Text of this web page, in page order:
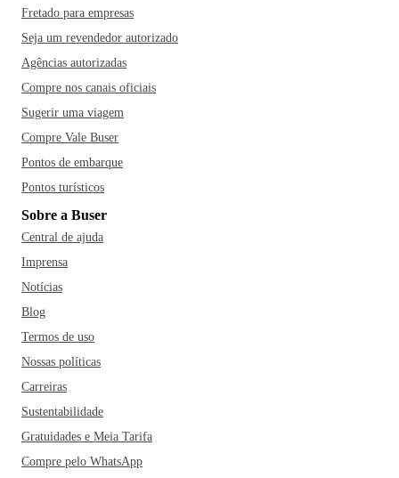
Fretado para empresas
Seja um revendedor autorizado
Agências autorizadas
Compre nos canais oficiais
Sugerir uma viagem
Compre Vale Buser
Pontos de embarque
Pontos turísticos
Sobre a Buser
Central de ajuda
Imprensa
Notícias
Blog
Termos de uso
Nossas políticas
Carreiras
Sustentabilidade
Gratuidades e Meia Tarifa
Compre pelo WhatsApp